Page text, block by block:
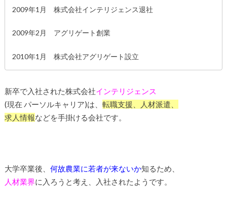
2009年1月 株式会社インテリジェンス退社
2009年2月 アグリゲート創業
2010年1月 株式会社アグリゲート設立
新卒で入社された株式会社インテリジェンス
(現在 パーソルキャリア)は、 転職支援、人材派遣、
求人情報などを手掛ける会社です。
大学卒業後、 何故農業に若者が来ないか知るため、
人材業界に入ろうと考え、入社されたようです。